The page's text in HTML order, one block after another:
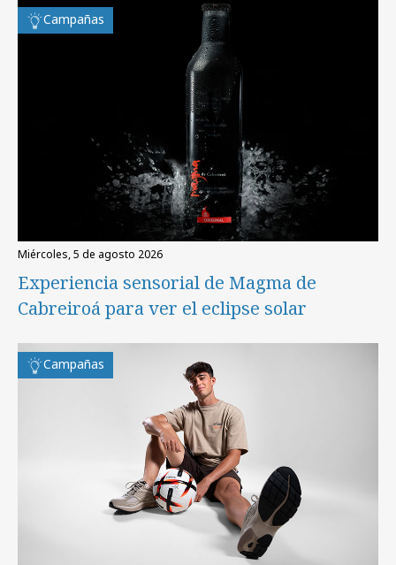
Campañas
miércoles, 5 de agosto 2026
Experiencia sensorial de Magma de
Cabreiroá para ver el eclipse solar
Campañas